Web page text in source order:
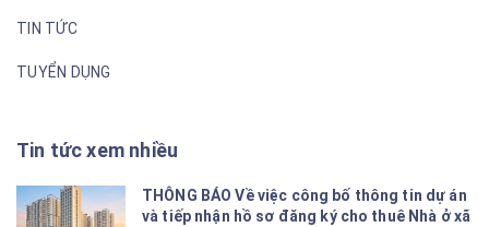
TIN TỨC
TUYỂN DỤNG
Tin tức xem nhiều
THÔNG BÁO Về việc công bố thông tin dự án
và tiếp nhận hồ sơ đăng ký cho thuê Nhà ở xã